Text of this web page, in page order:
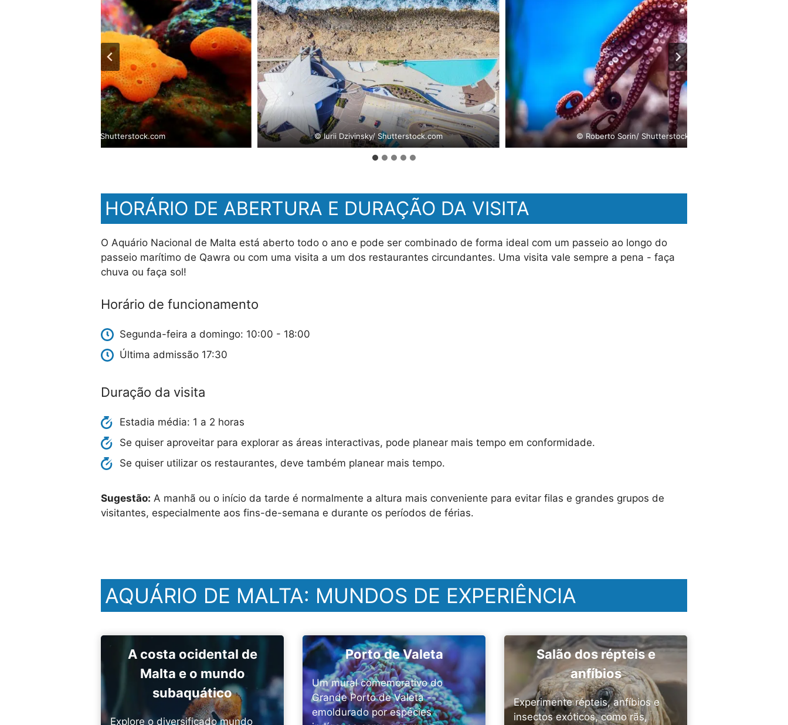
© Vojce/ Shutterstock.com © Iurii Dzivinsky/ Shutterstock.com © Roberto Sorin/ Shutterstock.com
HORÁRIO DE ABERTURA E DURAÇÃO DA VISITA
O Aquário Nacional de Malta está aberto todo o ano e pode ser combinado de forma ideal com um passeio ao longo do
passeio marítimo de Qawra ou com uma visita a um dos restaurantes circundantes. Uma visita vale sempre a pena - faça
chuva ou faça sol!
Horário de funcionamento
Segunda-feira a domingo: 10:00 - 18:00
Última admissão 17:30
Duração da visita
Estadia média: 1 a 2 horas
Se quiser aproveitar para explorar as áreas interactivas, pode planear mais tempo em conformidade.
Se quiser utilizar os restaurantes, deve também planear mais tempo.
Sugestão: A manhã ou o início da tarde é normalmente a altura mais conveniente para evitar filas e grandes grupos de
visitantes, especialmente aos fins-de-semana e durante os períodos de férias.
AQUÁRIO DE MALTA: MUNDOS DE EXPERIÊNCIA
A costa ocidental de
Malta e o mundo
subaquático
Explore o diversificado mundo
Porto de Valeta
Um mural comemorativo do
Grande Porto de Valeta -
emoldurado por espécies
Salão dos répteis e
anfíbios
Experimente répteis, anfíbios e
insectos exóticos, como rãs,